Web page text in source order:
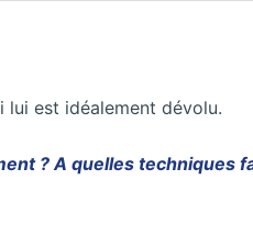
lui est idéalement dévolu.
? A quelles techniques